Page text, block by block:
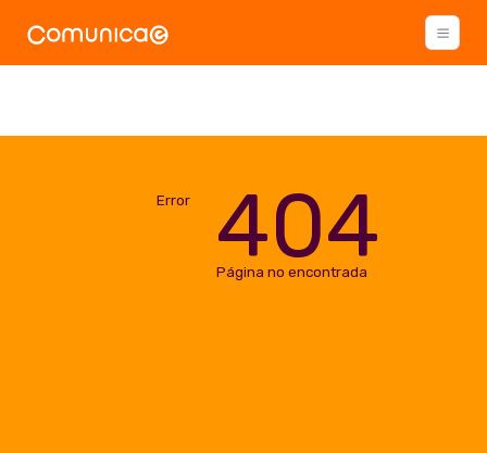
Error 404
Página no encontrada